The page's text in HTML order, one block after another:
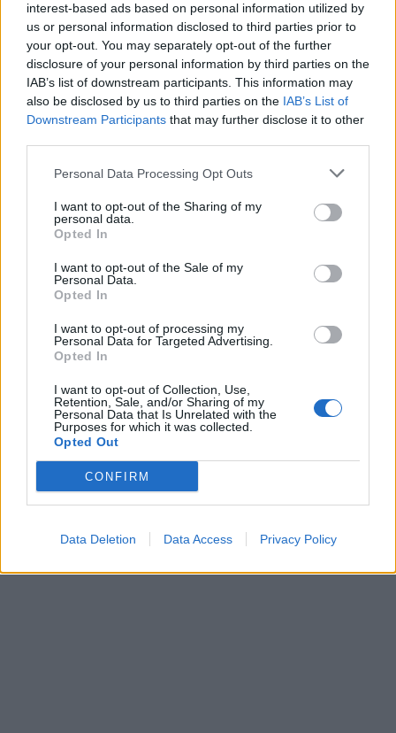
interest-based ads based on personal information utilized by
us or personal information disclosed to third parties prior to
your opt-out. You may separately opt-out of the further
disclosure of your personal information by third parties on the
IAB’s list of downstream participants. This information may
also be disclosed by us to third parties on the IAB’s List of
Downstream Participants that may further disclose it to other
Personal Data Processing Opt Outs
I want to opt-out of the Sharing of my
personal data.
Opted In
I want to opt-out of the Sale of my
Personal Data.
Opted In
I want to opt-out of processing my
Personal Data for Targeted Advertising.
Opted In
I want to opt-out of Collection, Use,
Retention, Sale, and/or Sharing of my
Personal Data that Is Unrelated with the
Purposes for which it was collected.
Opted Out
CONFIRM
Data Deletion Data Access Privacy Policy
ΕΓΓΡΑΦΗ ΣΤΟ NEWSLETTER
Περιεχόμενα τεύχους